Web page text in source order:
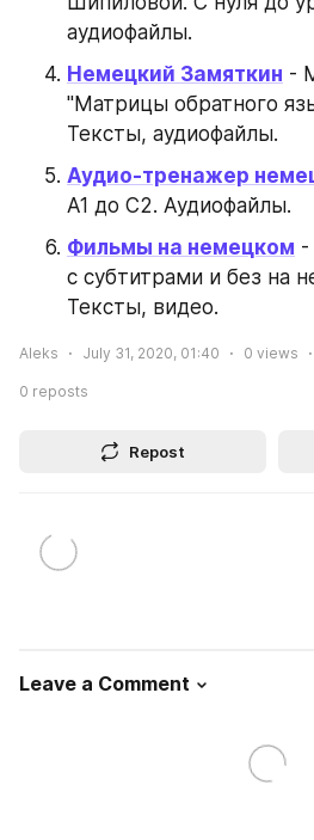
аудиофайлы.
Немецкий Замяткин -
"Матрицы обратного
Тексты, аудиофайлы.
Аудио-тренажер
A1 до C2. Аудиофайлы.
Фильмы на немецком -
с субтитрами и без на
Тексты, видео.
Aleks July 31, 2020, 01:40 0 views
0 reposts
Repost
Leave a Comment